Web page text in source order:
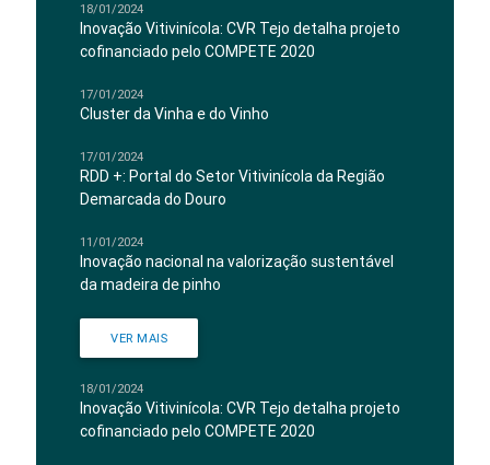
18/01/2024
Inovação Vitivinícola: CVR Tejo detalha projeto
cofinanciado pelo COMPETE 2020
17/01/2024
Cluster da Vinha e do Vinho
17/01/2024
RDD +: Portal do Setor Vitivinícola da Região
Demarcada do Douro
11/01/2024
Inovação nacional na valorização sustentável
da madeira de pinho
VER MAIS
18/01/2024
Inovação Vitivinícola: CVR Tejo detalha projeto
cofinanciado pelo COMPETE 2020